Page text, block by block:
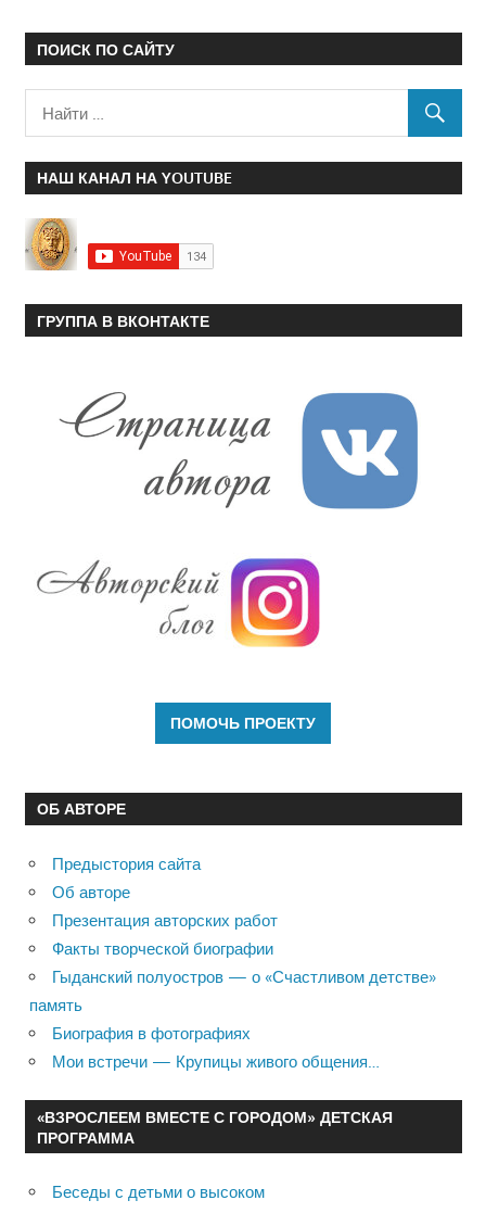
ПОИСК ПО САЙТУ
НАШ КАНАЛ НА YOUTUBE
ГРУППА В ВКОНТАКТЕ
ОБ АВТОРЕ
Предыстория сайта
Об авторе
Презентация авторских работ
Факты творческой биографии
Гыданский полуостров — о «Счастливом детстве»
память
Биография в фотографиях
Мои встречи — Крупицы живого общения…
«ВЗРОСЛЕЕМ ВМЕСТЕ С ГОРОДОМ» ДЕТСКАЯ
ПРОГРАММА
Беседы с детьми о высоком